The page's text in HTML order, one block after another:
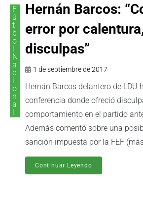
F
ú
t
b
o
l
N
a
c
i
o
n
a
l
Hernán Barcos:
error por
disculpas”
1 de septiembre de 2017
Hernán Barcos delantero de LDU
conferencia donde ofreció
comportamiento en el partido
Además comentó sobre una
sanción impuesta por la FEF
Continuar Leyendo